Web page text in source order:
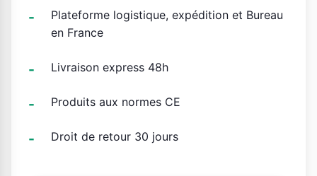
Plateforme logistique, expédition et Bureau
en France
Livraison express 48h
Produits aux normes CE
Droit de retour 30 jours